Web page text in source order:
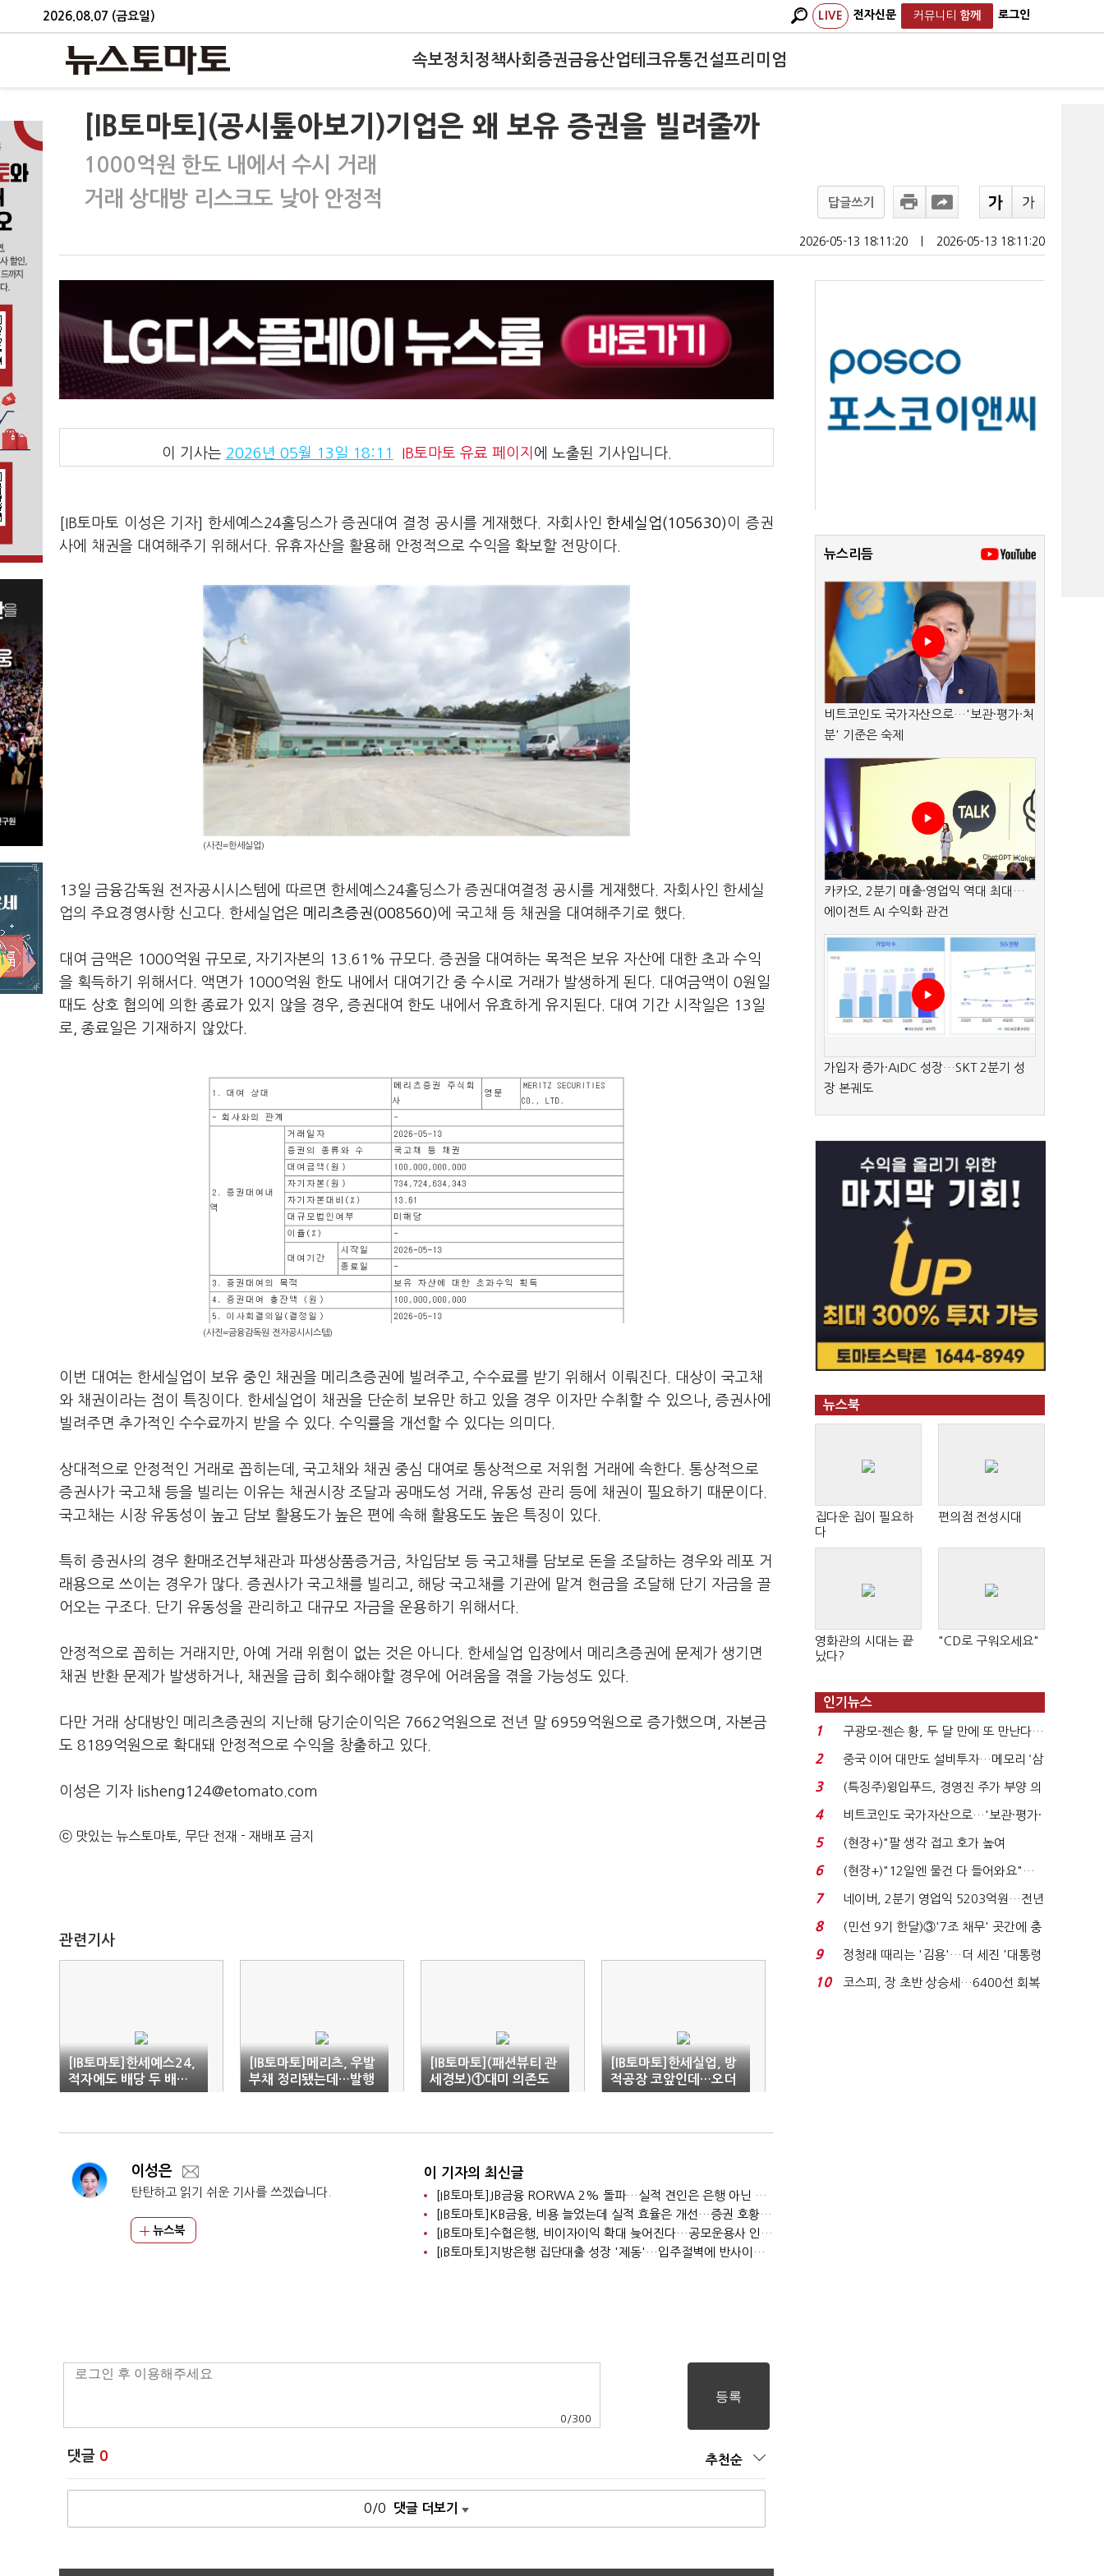
2026.08.07 (금요일) LIVE 전자신문 커뮤니티 함께 로그인
속보정치 정책사회 증권금융산업테크유통건설프리미엄
[IB토마토](공시톺아보기)기업은 왜 보유 증권을 빌려줄까
1000억원 한도 내에서 수시 거래
거래 상대방 리스크도 낮아 안정적
답글쓰기
2026-05-13 18:11:20 2026-05-13 18:11:20
이 기사는 2026년 05월 13일 18:11 IB토마토 유료 페이지 에 노출된 기사입니다.
[IB토마토 이성은 기자] 한세예스24홀딩스가 증권대여 결정 공시를 게재했다. 자회사인한세실업(105630)이 증권
사에 채권을 대여해주기 위해서다. 유휴자산을 활용해 안정적으로 수익을 확보할 전망이다.
(사진=한세실업)
13일 금융감독원 전자공시시스템에 따르면 한세예스24홀딩스가 증권대여결정 공시를 게재했다. 자회사인 한세실
업의 주요경영사항 신고다. 한세실업은 메리츠증권(008560)에 국고채 등 채권을 대여해주기로 했다.
대여 금액은 1000억원 규모로, 자기자본의 13.61% 규모다. 증권을 대여하는 목적은 보유 자산에 대한 초과 수익
을 획득하기 위해서다. 액면가 1000억원 한도 내에서 대여기간 중 수시로 거래가 발생하게 된다. 대여금액이 0원일
때도 상호 협의에 의한 종료가 있지 않을 경우, 증권대여 한도 내에서 유효하게 유지된다. 대여 기간 시작일은 13일
로, 종료일은 기재하지 않았다.
(사진=금융감독원 전자공시시스템)
이번 대여는 한세실업이 보유 중인 채권을 메리츠증권에 빌려주고, 수수료를 받기 위해서 이뤄진다. 대상이 국고채
와 채권이라는 점이 특징이다. 한세실업이 채권을 단순히 보유만 하고 있을 경우 이자만 수취할 수 있으나, 증권사에
빌려주면 추가적인 수수료까지 받을 수 있다. 수익률을 개선할 수 있다는 의미다.
상대적으로 안정적인 거래로 꼽히는데, 국고채와 채권 중심 대여로 통상적으로 저위험 거래에 속한다. 통상적으로
증권사가 국고채 등을 빌리는 이유는 채권시장 조달과 공매도성 거래, 유동성 관리 등에 채권이 필요하기 때문이다.
국고채는 시장 유동성이 높고 담보 활용도가 높은 편에 속해 활용도도 높은 특징이 있다.
특히 증권사의 경우 환매조건부채관과 파생상품증거금, 차입담보 등 국고채를 담보로 돈을 조달하는 경우와 레포 거
래용으로 쓰이는 경우가 많다. 증권사가 국고채를 빌리고, 해당 국고채를 기관에 맡겨 현금을 조달해 단기 자금을 끌
어오는 구조다. 단기 유동성을 관리하고 대규모 자금을 운용하기 위해서다.
안정적으로 꼽히는 거래지만, 아예 거래 위험이 없는 것은 아니다. 한세실업 입장에서 메리츠증권에 문제가 생기면
채권 반환 문제가 발생하거나, 채권을 급히 회수해야할 경우에 어려움을 겪을 가능성도 있다.
다만 거래 상대방인 메리츠증권의 지난해 당기순이익은 7662억원으로 전년 말 6959억원으로 증가했으며, 자본금
도 8189억원으로 확대돼 안정적으로 수익을 창출하고 있다.
이성은 기자 lisheng124@etomato.com
ⓒ 맛있는 뉴스토마토, 무단 전재 - 재배포 금지
관련기사
[IB토마토]한세예스24,
적자에도 배당 두 배…
오너일가 '곳간 채우기'
[IB토마토]메리츠, 우발
부채 정리됐는데…발행
어음 인가 지연 '속사정'
[IB토마토](패션뷰티 관
세경보)①대미 의존도
에 갈린 패션기업 희비
[IB토마토]한세실업, 방
적공장 코앞인데…오더
감소에 수익성 '경고등'
이성은
탄탄하고 읽기 쉬운 기사를 쓰겠습니다.
뉴스북
이 기자의 최신글
[IB토마토]JB금융 RORWA 2% 돌파…실적 견인은 은행 아닌 캐피탈
[IB토마토]KB금융, 비용 늘었는데 실적 효율은 개선…증권 호황 효과
[IB토마토]수협은행, 비이자이익 확대 늦어진다…공모운용사 인가 연말로
[IB토마토]지방은행 집단대출 성장 '제동'…입주절벽에 반사이익도 희박
0 /300
댓글 0 추천순
0/0 댓글 더보기
뉴스리듬
비트코인도 국가자산으로…'보관·평가·처
분' 기준은 숙제
카카오, 2분기 매출·영업익 역대 최대…
에이전트 AI 수익화 관건
가입자 증가·AIDC 성장…SKT 2분기 성
장 본궤도
뉴스북
집다운 집이 필요하
다
편의점 전성시대
영화관의 시대는 끝
났다?
"CD로 구워오세요"
인기뉴스
1
구광모-젠슨 황, 두 달 만에 또 만난다…
로봇·AI 등 논...
2
중국 이어 대만도 설비투자…메모리 ‘삼
국전쟁’
3
(특징주)윙입푸드, 경영진 주가 부양 의
지에 상한가...
4
비트코인도 국가자산으로…'보관·평가·
처분' 기준은 ...
5
(현장+)"팔 생각 접고 호가 높여
요"…'덜 똘똘한 한 채' 20...
6
(현장+)"12일엔 물건 다 들어와요"…
빈 매대 채우며 문 연 ...
7
네이버, 2분기 영업익 5203억원…전년
비 0.2% 감소...
8
(민선 9기 한달)③'7조 채무' 곳간에 충
격…추미애, 20년...
9
정청래 때리는 '김용'…더 세진 '대통령
최측근' 입...
10
코스피, 장 초반 상승세…6400선 회복